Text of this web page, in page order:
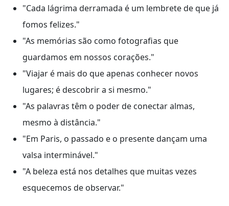
"Cada lágrima derramada é um lembrete de que já
fomos felizes."
"As memórias são como fotografias que
guardamos em nossos corações."
"Viajar é mais do que apenas conhecer novos
lugares; é descobrir a si mesmo."
"As palavras têm o poder de conectar almas,
mesmo à distância."
"Em Paris, o passado e o presente dançam uma
valsa interminável."
"A beleza está nos detalhes que muitas vezes
esquecemos de observar."